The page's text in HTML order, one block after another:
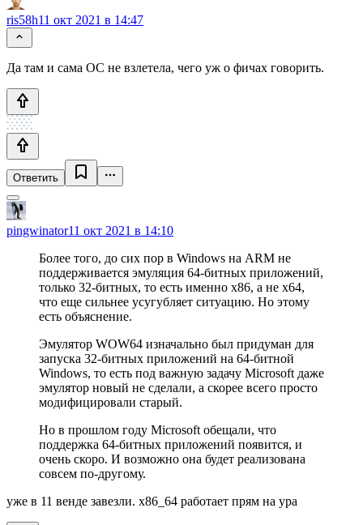
ris58h11 окт 2021 в 14:47
Да там и сама ОС не взлетела, чего уж о фичах говорить.
Ответить
pingwinator11 окт 2021 в 14:10
Более того, до сих пор в Windows на ARM не
поддерживается эмуляция 64-битных приложений,
только 32-битных, то есть именно x86, а не x64,
что еще сильнее усугубляет ситуацию. Но этому
есть объяснение.
Эмулятор WOW64 изначально был придуман для
запуска 32-битных приложений на 64-битной
Windows, то есть под важную задачу Microsoft даже
эмулятор новый не сделали, а скорее всего просто
модифицировали старый.
Но в прошлом году Microsoft обещали, что
поддержка 64-битных приложений появится, и
очень скоро. И возможно она будет реализована
совсем по-другому.
уже в 11 венде завезли. x86_64 работает прям на ура